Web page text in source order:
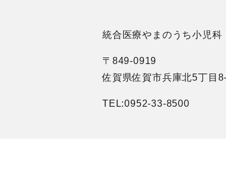
統合医療やまのうち小児科
〒849-0919
佐賀県佐賀市兵庫北5丁目
TEL:0952-33-8500